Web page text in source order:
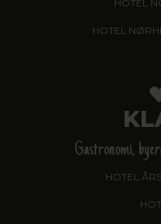
HOTEL
HOTEL
Gastronomi,
HOTEL